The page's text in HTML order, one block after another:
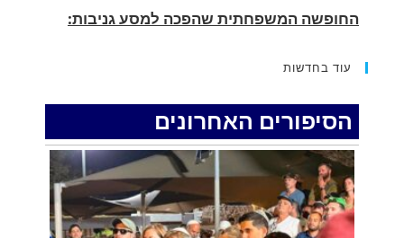
ילדיהם יצאו למסע גניבות באילת.
סיני
.
רכב התנגש במעקה בטיחות בכביש 90 בסמוך
לעין חצבה. פצועים
עוד בחדשות
הסיפורים האחרונים